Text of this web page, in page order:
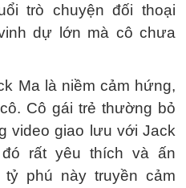
trò chuyện đối thoại
dự lớn mà cô chưa
Ma là niềm cảm hứng,
Cô gái trẻ thường bỏ
video giao lưu với Jack
rất yêu thích và ấn
phú này truyền cảm